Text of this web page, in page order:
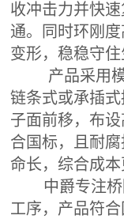
收冲击力并快
通。同时环刚
变形，稳稳守住
产品采用模
链条式或承插
子面前移，布
合国标，且耐
命长，综合成本
中爵专注桥
工序，产品符